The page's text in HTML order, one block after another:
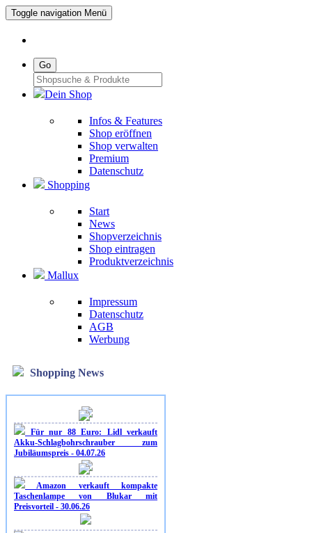
Toggle navigation Menü
Go
Dein Shop
Infos & Features
Shop eröffnen
Shop verwalten
Premium
Datenschutz
Shopping
Start
News
Shopverzeichnis
Shop eintragen
Produktverzeichnis
Mallux
Impressum
Datenschutz
AGB
Werbung
Shopping News
Für nur 88 Euro: Lidl verkauft
Akku-Schlagbohrschrauber zum
Jubiläumspreis - 04.07.26
Amazon verkauft kompakte
Taschenlampe von Blukar mit
Preisvorteil - 30.06.26